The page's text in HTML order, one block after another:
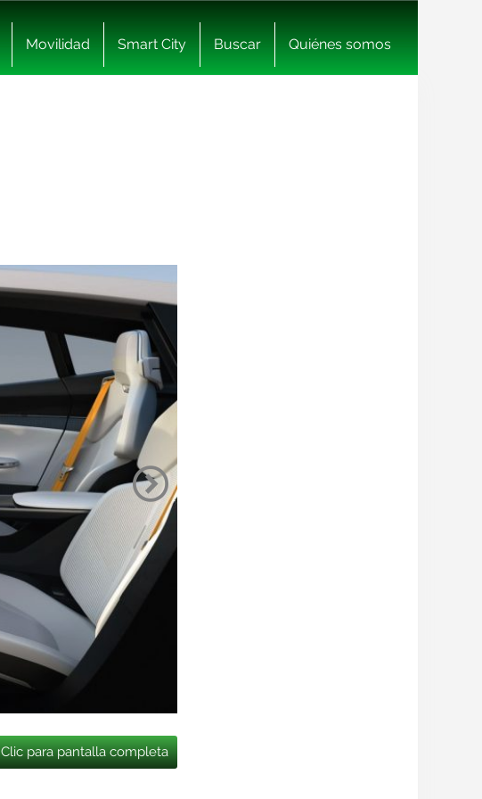
Movilidad Smart City Buscar Quiénes somos
Clic para pantalla completa